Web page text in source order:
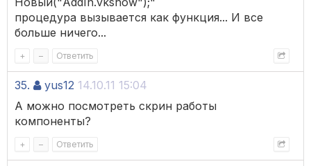
процедура вызывается как функция... И все
больше ничего...
+ – Ответить
35. yus12 14.10.11 15:04
А можно посмотреть скрин работы
компоненты?
+ – Ответить